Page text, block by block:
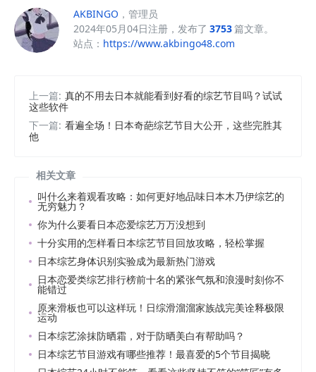
AKBINGO ，管理员
2024年05月04日注册，发布了 3753篇文章。
站点： https://www.akbingo48.com
上一篇: 真的不用去日本就能看到好看的综艺节目吗？试试
这些软件
下一篇: 看遍全场！日本奇葩综艺节目大公开，这些完胜其
他
相关文章
叫什么来着观看攻略：如何更好地品味日本木乃伊综艺的
无穷魅力？
你为什么要看日本恋爱综艺万万没想到
十分实用的怎样看日本综艺节目回放攻略，轻松掌握
日本综艺身体识别实验成为最新热门游戏
日本恋爱类综艺排行榜前十名的紧张气氛和浪漫时刻你不
能错过
原来滑板也可以这样玩！日综滑溜溜家族战完美诠释极限
运动
日本综艺涂抹防晒霜，对于防晒美白有帮助吗？
日本综艺节目游戏有哪些推荐！最喜爱的5个节目揭晓